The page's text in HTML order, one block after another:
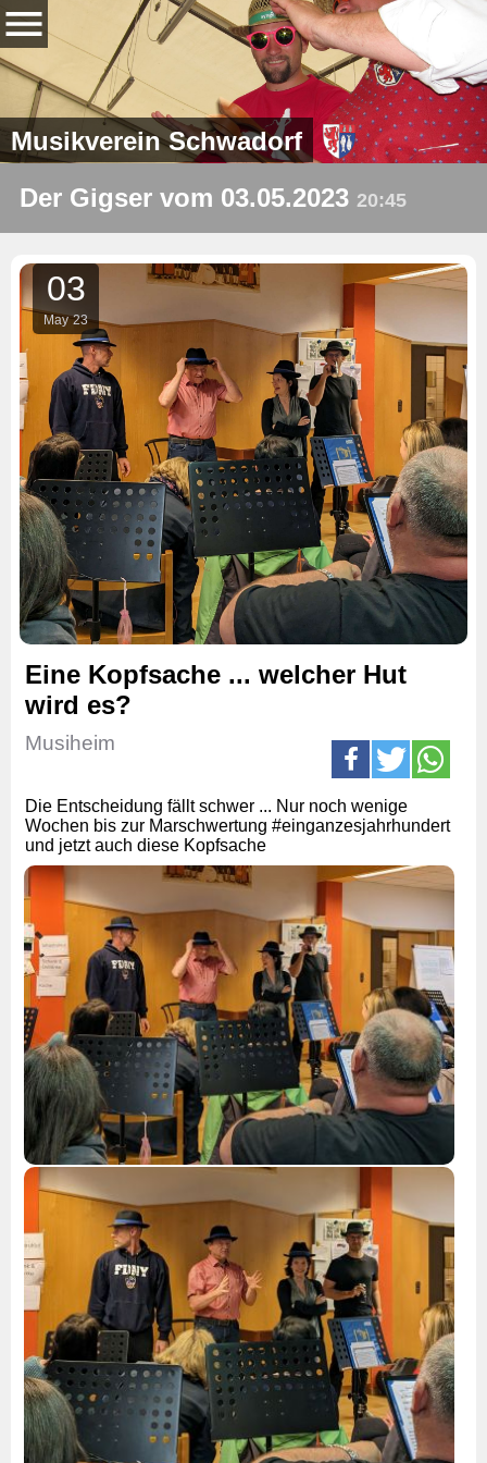
Musikverein Schwadorf
Der Gigser vom 03.05.2023 20:45
03
May 23
Eine Kopfsache ... welcher Hut
wird es?
Musiheim
Die Entscheidung fällt schwer ... Nur noch wenige
Wochen bis zur Marschwertung #einganzesjahrhundert
und jetzt auch diese Kopfsache